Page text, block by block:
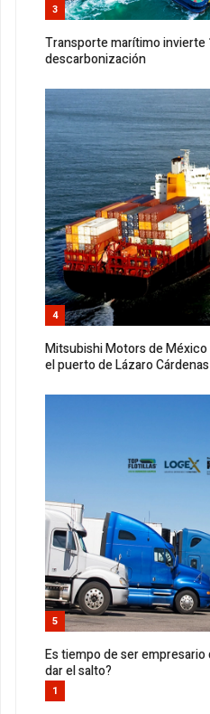
3
Transporte marítimo invierte
descarbonización
4
Mitsubishi Motors de
el puerto de Lázaro Cárdenas
5
Es tiempo de ser
dar el salto?
1